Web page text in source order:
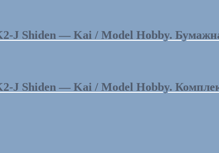
J Shiden — Kai / Model Hobby.
J Shiden — Kai / Model Hobby.